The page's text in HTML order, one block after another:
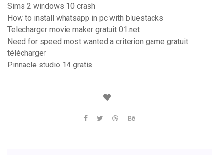
Sims 2 windows 10 crash
How to install whatsapp in pc with bluestacks
Telecharger movie maker gratuit 01.net
Need for speed most wanted a criterion game gratuit
télécharger
Pinnacle studio 14 gratis